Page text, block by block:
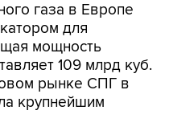
газа в Европе
для
мощность
109 млрд куб.
рынке СПГ в
крупнейшим